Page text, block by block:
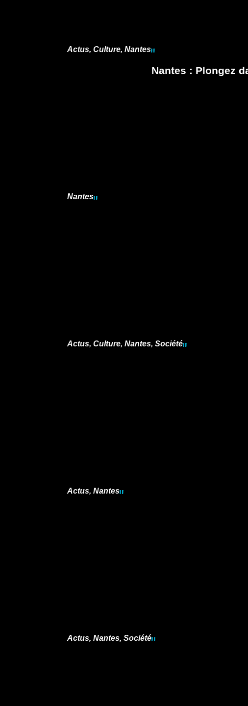
Actus, Culture, Nantes
Nantes : Plongez
Nantes
Actus, Culture, Nantes, Société
Actus, Nantes
Actus, Nantes, Société